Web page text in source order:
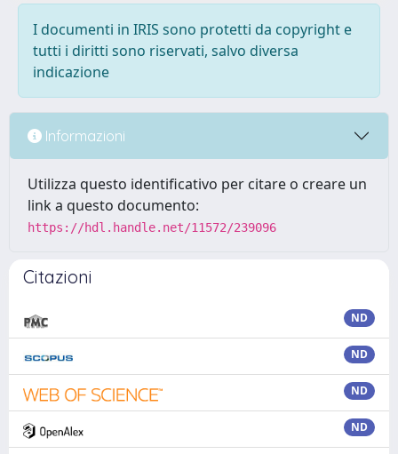
I documenti in IRIS sono protetti da copyright e
tutti i diritti sono riservati, salvo diversa
indicazione
Informazioni
Utilizza questo identificativo per citare o creare un
link a questo documento:
https://hdl.handle.net/11572/239096
Citazioni
ND
ND
ND
ND